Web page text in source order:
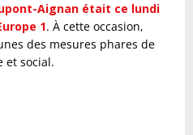
Aignan était ce lundi
1. À cette occasion,
des mesures phares de
et social.